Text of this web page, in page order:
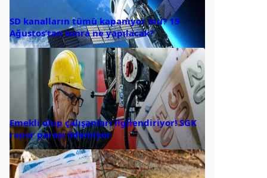
SD kanalların tümü kapanıyor mu? 15
Ağustos’tan sonra ne yapılacak?
Emekli olup çalışanları ilgilendiriyor! SGK
rapor parası ödemiyor